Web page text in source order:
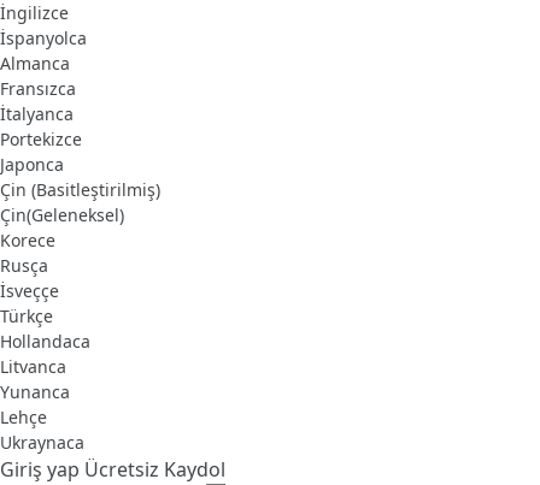
İngilizce
İspanyolca
Almanca
Fransızca
İtalyanca
Portekizce
Japonca
Çin (Basitleştirilmiş)
Çin(Geleneksel)
Korece
Rusça
İsveççe
Türkçe
Hollandaca
Litvanca
Yunanca
Lehçe
Ukraynaca
Giriş yap Ücretsiz Kaydol